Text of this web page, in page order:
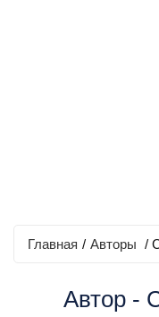
Главная / Авторы /
Автор -